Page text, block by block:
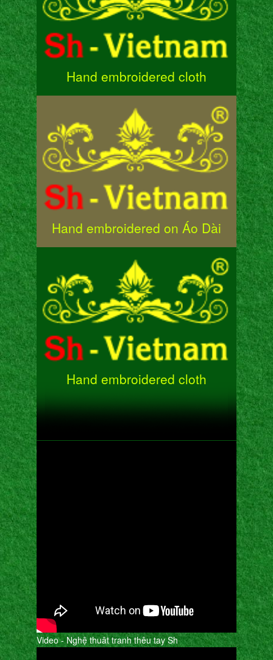
Hand embroidered cloth
Hand embroidered on Áo Dài
Hand embroidered cloth
Video - Nghệ thuât tranh thêu tay Sh